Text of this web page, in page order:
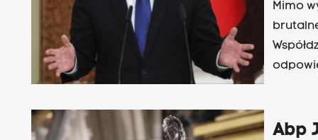
Mimo
Abp